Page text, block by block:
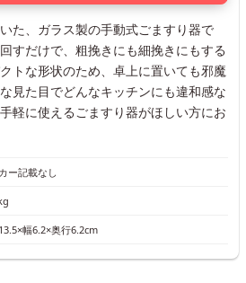
た、ガラス製の手動式ごますり器で
すだけで、粗挽きにも細挽きにもする
トな形状のため、卓上に置いても邪魔
見た目でどんなキッチンにも違和感な
軽に使えるごますり器がほしい方にお
ー記載なし
幅6.2×奥行6.2cm